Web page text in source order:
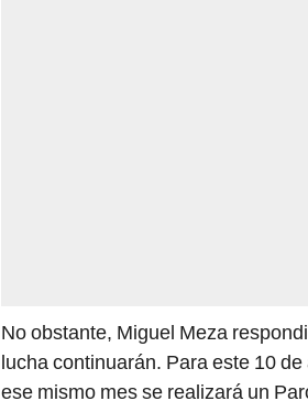
No obstante, Miguel Meza
lucha continuarán. Para este 10
ese mismo mes se realizará un